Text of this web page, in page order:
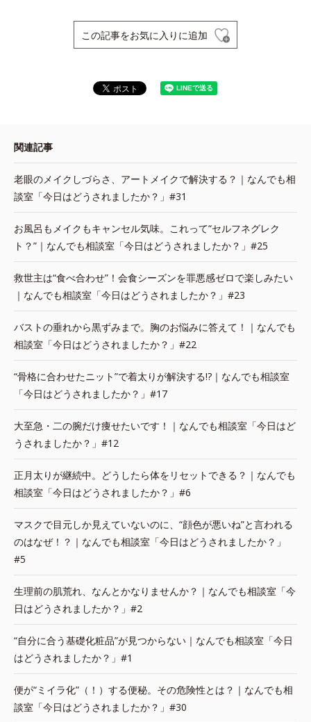
この記事をお気に入りに追加
関連記事
老眼のメイクしづらさ、アートメイクで解決する？｜なんでも相
談室「今日はどうされましたか？」#31
お風呂もメイクもキャンセル気味。これって“セルフネグレク
ト？”｜なんでも相談室「今日はどうされましたか？」#25
救世主は“食べ合わせ”！会食シーズンを罪悪感ゼロで楽しみたい
｜なんでも相談室「今日はどうされましたか？」#23
バストの垂れから黒ずみまで。胸のお悩みに答えて！｜なんでも
相談室「今日はどうされましたか？」#22
“骨格に合わせたニット”で着太りが解決する!?｜なんでも相談室
「今日はどうされましたか？」#17
大至急・二の腕だけ痩せたいです！｜なんでも相談室「今日はど
うされましたか？」#12
正月太りが継続中。どうしたら体をリセットできる？｜なんでも
相談室「今日はどうされましたか？」#6
マスクで目元しか見えていないのに、“顔色が悪いね”と言われる
のはなぜ！？｜なんでも相談室「今日はどうされましたか？」
#5
生理前の肌荒れ、なんとかなりませんか？｜なんでも相談室「今
日はどうされましたか？」#2
“自分に合う基礎化粧品”が見つからない｜なんでも相談室「今日
はどうされましたか？」#1
便が“ミイラ化”（！）する便秘。その危険性とは？｜なんでも相
談室「今日はどうされましたか？」#30